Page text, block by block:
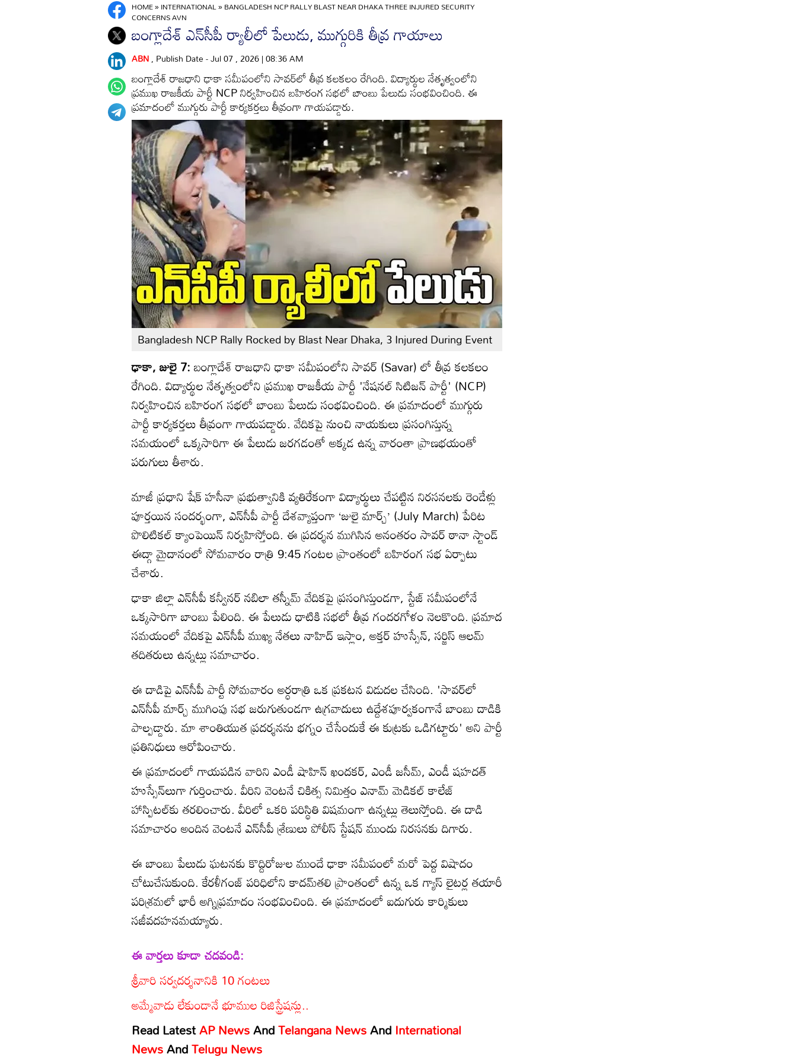
HOME»INTERNATIONAL»BANGLADESH NCP RALLY BLAST NEAR DHAKA THREE INJURED SECURITY
CONCERNS AVN
బంగ్లాదేశ్ ఎన్‌సీపీ ర్యాలీలో పేలుడు, ముగ్గురికి తీవ్ర గాయాలు
ABN, Publish Date - Jul 07 , 2026 | 08:36 AM
బంగ్లాదేశ్ రాజధాని ఢాకా సమీపంలోని సావర్‌లో తీవ్ర కలకలం రేగింది. విద్యార్థుల నేతృత్వంలోని
ప్రముఖ రాజకీయ పార్టీ NCP నిర్వహించిన బహిరంగ సభలో బాంబు పేలుడు సంభవించింది. ఈ
ప్రమాదంలో ముగ్గురు పార్టీ కార్యకర్తలు తీవ్రంగా గాయపడ్డారు.
Bangladesh NCP Rally Rocked by Blast Near Dhaka, 3 Injured During Event
ఢాకా, జులై 7:బంగ్లాదేశ్ రాజధాని ఢాకా సమీపంలోని సావర్ (Savar) లో తీవ్ర కలకలం
రేగింది. విద్యార్థుల నేతృత్వంలోని ప్రముఖ రాజకీయ పార్టీ 'నేషనల్ సిటిజన్ పార్టీ' (NCP)
నిర్వహించిన బహిరంగ సభలో బాంబు పేలుడు సంభవించింది. ఈ ప్రమాదంలో ముగ్గురు
పార్టీ కార్యకర్తలు తీవ్రంగా గాయపడ్డారు. వేదికపై నుంచి నాయకులు ప్రసంగిస్తున్న
సమయంలో ఒక్కసారిగా ఈ పేలుడు జరగడంతో అక్కడ ఉన్న వారంతా ప్రాణభయంతో
పరుగులు తీశారు.
మాజీ ప్రధాని షేక్ హసీనా ప్రభుత్వానికి వ్యతిరేకంగా విద్యార్థులు చేపట్టిన నిరసనలకు రెండేళ్లు
పూర్తయిన సందర్భంగా, ఎన్‌సీపీ పార్టీ దేశవ్యాప్తంగా ‘జులై మార్చ్’ (July March) పేరిట
పొలిటికల్ క్యాంపెయిన్ నిర్వహిస్తోంది. ఈ ప్రదర్శన ముగిసిన అనంతరం సావర్ ఠానా స్టాండ్
ఈద్గా మైదానంలో సోమవారం రాత్రి 9:45 గంటల ప్రాంతంలో బహిరంగ సభ ఏర్పాటు
చేశారు.
ఢాకా జిల్లా ఎన్‌సీపీ కన్వీనర్ నబిలా తస్నీమ్ వేదికపై ప్రసంగిస్తుండగా, స్టేజ్ సమీపంలోనే
ఒక్కసారిగా బాంబు పేలింది. ఈ పేలుడు ధాటికి సభలో తీవ్ర గందరగోళం నెలకొంది. ప్రమాద
సమయంలో వేదికపై ఎన్‌సీపీ ముఖ్య నేతలు నాహిద్ ఇస్లాం, అక్తర్ హుస్సేన్, సర్జిస్ ఆలమ్
తదితరులు ఉన్నట్లు సమాచారం.
ఈ దాడిపై ఎన్‌సీపీ పార్టీ సోమవారం అర్ధరాత్రి ఒక ప్రకటన విడుదల చేసింది. 'సావర్‌లో
ఎన్‌సీపీ మార్చ్ ముగింపు సభ జరుగుతుండగా ఉగ్రవాదులు ఉద్దేశపూర్వకంగానే బాంబు దాడికి
పాల్పడ్డారు. మా శాంతియుత ప్రదర్శనను భగ్నం చేసేందుకే ఈ కుట్రకు ఒడిగట్టారు' అని పార్టీ
ప్రతినిధులు ఆరోపించారు.
ఈ ప్రమాదంలో గాయపడిన వారిని ఎండీ షాహిన్ ఖందకర్, ఎండీ జసీమ్, ఎండీ షహదత్
హుస్సేన్‌లుగా గుర్తించారు. వీరిని వెంటనే చికిత్స నిమిత్తం ఎనామ్ మెడికల్ కాలేజ్
హాస్పిటల్‌కు తరలించారు. వీరిలో ఒకరి పరిస్థితి విషమంగా ఉన్నట్లు తెలుస్తోంది. ఈ దాడి
సమాచారం అందిన వెంటనే ఎన్‌సీపీ శ్రేణులు పోలీస్ స్టేషన్ ముందు నిరసనకు దిగారు.
ఈ బాంబు పేలుడు ఘటనకు కొద్దిరోజుల ముందే ఢాకా సమీపంలో మరో పెద్ద విషాదం
చోటుచేసుకుంది. కేరళీగంజ్ పరిధిలోని కాదమ్‌తలి ప్రాంతంలో ఉన్న ఒక గ్యాస్ లైటర్ల తయారీ
పరిశ్రమలో భారీ అగ్నిప్రమాదం సంభవించింది. ఈ ప్రమాదంలో ఐదుగురు కార్మికులు
సజీవదహనమయ్యారు.
ఈ వార్తలు కూడా చదవండి:
శ్రీవారి సర్వదర్శనానికి 10 గంటలు
అమ్మేవాడు లేకుండానే భూముల రిజిస్ట్రేషన్లు..
Read LatestAP NewsAndTelangana NewsAnd International
NewsAndTelugu News